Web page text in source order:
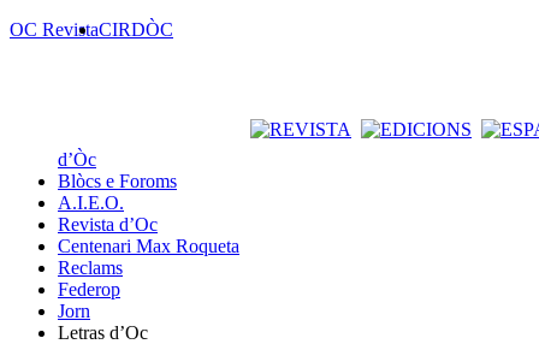
OC RevistaCIRDÒC
d’Òc
Blòcs e Foroms
A.I.E.O.
Revista d’Oc
Centenari Max Roqueta
Reclams
Federop
Jorn
Letras d’Oc